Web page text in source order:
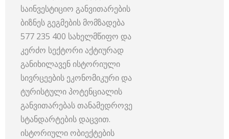
საინვესტიციო განვითარების
ბიზნეს გეგმების მომზადება
577 235 400 სახელმწიფო და
კერძო სექტორი აქტიურად
განიხილავენ ისტორიული
სივრცეების ეკონომიკური და
ტურისტული პოტენციალის
განვითარებას თანამედროვე
სტანდარტების დაცვით.
ისტორიული ობიექტების